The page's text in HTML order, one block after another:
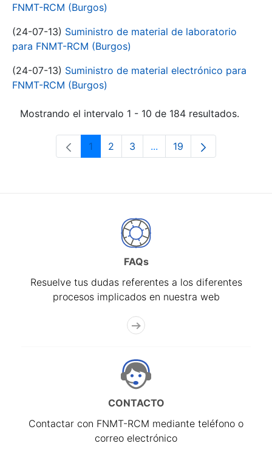
FNMT-RCM (Burgos)
(24-07-13) Suministro de material de laboratorio
para FNMT-RCM (Burgos)
(24-07-13) Suministro de material electrónico para
FNMT-RCM (Burgos)
Mostrando el intervalo 1 - 10 de 184 resultados.
Página
1 Página
2 Página
3 ...Páginas intermedias Use
Página
19
FAQs
Resuelve tus dudas referentes a los diferentes
procesos implicados en nuestra web
CONTACTO
Contactar con FNMT-RCM mediante teléfono o
correo electrónico